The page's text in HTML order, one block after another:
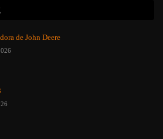
de John Deere